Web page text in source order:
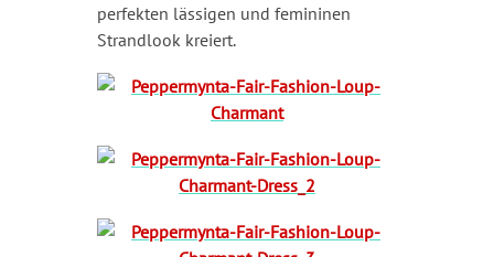
perfekten lässigen und femininen
Strandlook kreiert.